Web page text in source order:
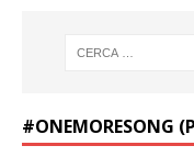
#ONEMORESONG